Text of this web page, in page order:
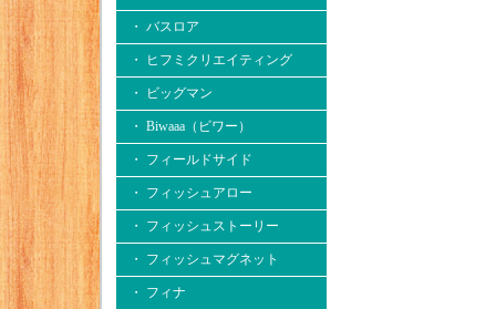
・ バスロア
・ ヒフミクリエイティング
・ ビッグマン
・ Biwaaa（ビワー）
・ フィールドサイド
・ フィッシュアロー
・ フィッシュストーリー
・ フィッシュマグネット
・ フィナ